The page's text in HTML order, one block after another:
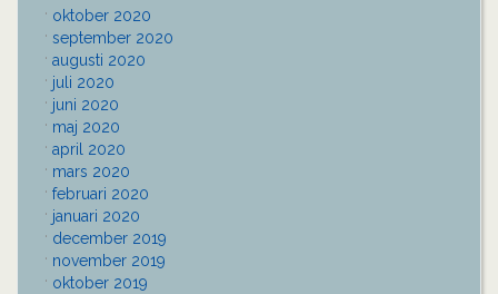
oktober 2020
september 2020
augusti 2020
juli 2020
juni 2020
maj 2020
april 2020
mars 2020
februari 2020
januari 2020
december 2019
november 2019
oktober 2019